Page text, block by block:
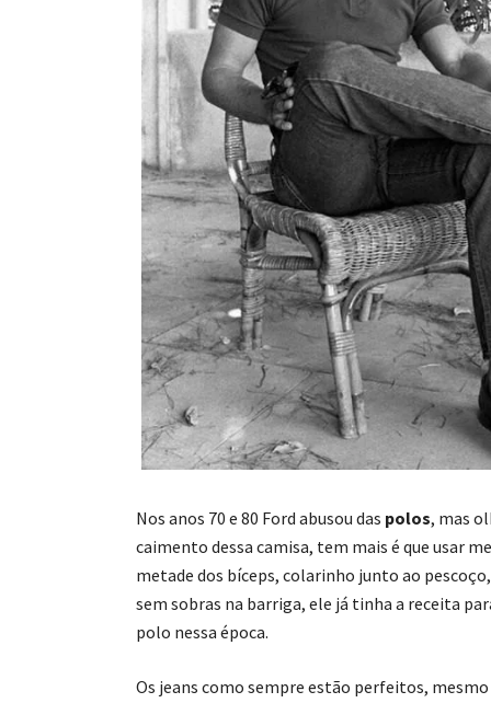
Nos anos 70 e 80 Ford abusou das polos, mas
caimento dessa camisa, tem mais é que usar
metade dos bíceps, colarinho junto ao
sem sobras na barriga, ele já tinha a receita
polo nessa época.
Os jeans como sempre estão perfeitos,